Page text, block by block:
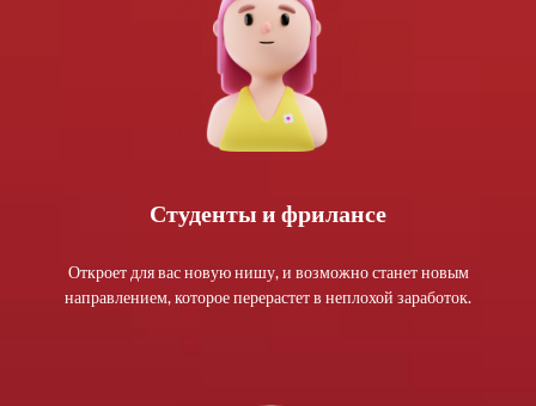
Студенты и фрилансе
Откроет для вас новую нишу, и возможно станет новым
направлением, которое перерастет в неплохой заработок.